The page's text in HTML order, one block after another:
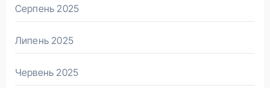
Серпень 2025
Липень 2025
Червень 2025